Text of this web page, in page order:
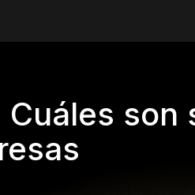
son